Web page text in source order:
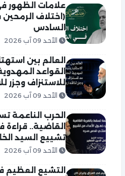
علامات الظهور
(اختلاف
السادس
الأحد 09 آب 2026
العالم بين
القواعد
للاستنزاف وجزر
الأحد 09 آب 2026
الحرب الناعمة
القاضية..
تشييع السيد
الأحد 09 آب 2026
التشيع العظيم